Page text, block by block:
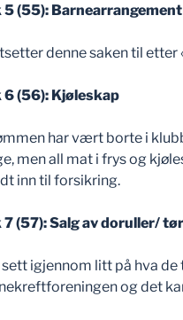
5 (55): Barnearrangement
denne saken til etter
6 (56): Kjøleskap
har vært borte i
men all mat i frys og
inn til forsikring.
7 (57): Salg av doruller/
sett igjennom litt på hva de
og det